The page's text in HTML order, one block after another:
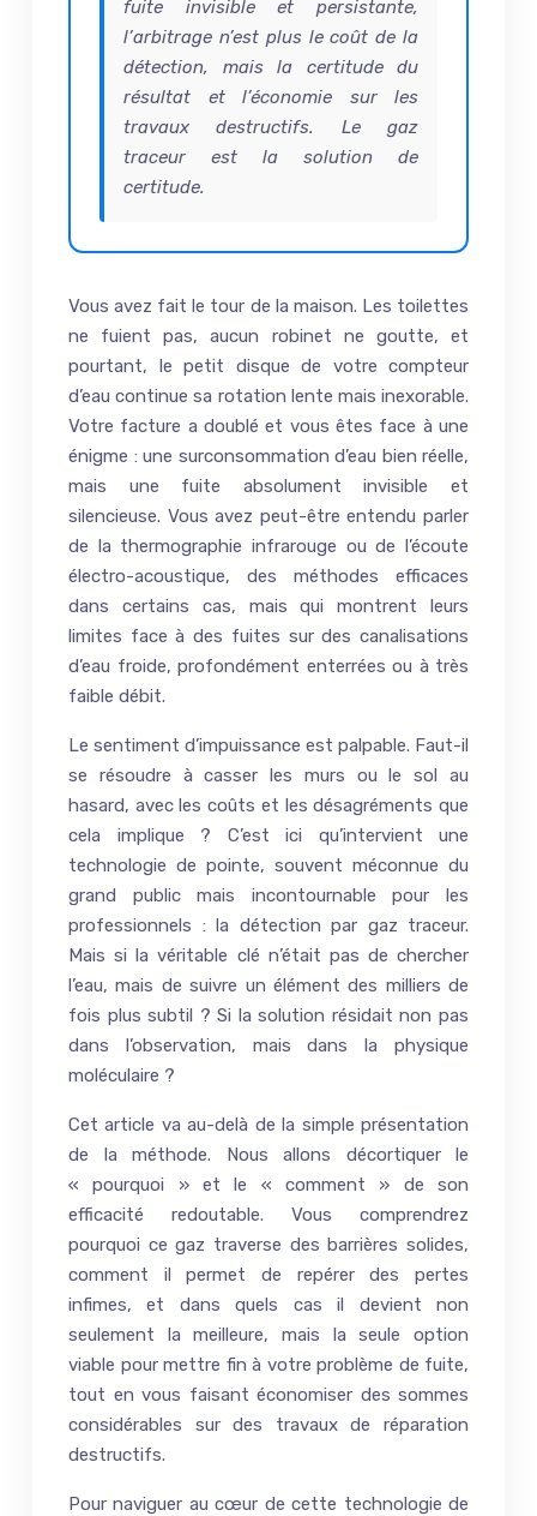
fuite invisible et persistante,
l’arbitrage n’est plus le coût de la
détection, mais la certitude du
résultat et l’économie sur les
travaux destructifs. Le gaz
traceur est la solution de
certitude.
Vous avez fait le tour de la maison. Les toilettes
ne fuient pas, aucun robinet ne goutte, et
pourtant, le petit disque de votre compteur
d’eau continue sa rotation lente mais inexorable.
Votre facture a doublé et vous êtes face à une
énigme : une surconsommation d’eau bien réelle,
mais une fuite absolument invisible et
silencieuse. Vous avez peut-être entendu parler
de la thermographie infrarouge ou de l’écoute
électro-acoustique, des méthodes efficaces
dans certains cas, mais qui montrent leurs
limites face à des fuites sur des canalisations
d’eau froide, profondément enterrées ou à très
faible débit.
Le sentiment d’impuissance est palpable. Faut-il
se résoudre à casser les murs ou le sol au
hasard, avec les coûts et les désagréments que
cela implique ? C’est ici qu’intervient une
technologie de pointe, souvent méconnue du
grand public mais incontournable pour les
professionnels : la détection par gaz traceur.
Mais si la véritable clé n’était pas de chercher
l’eau, mais de suivre un élément des milliers de
fois plus subtil ? Si la solution résidait non pas
dans l’observation, mais dans la physique
moléculaire ?
Cet article va au-delà de la simple présentation
de la méthode. Nous allons décortiquer le
« pourquoi » et le « comment » de son
efficacité redoutable. Vous comprendrez
pourquoi ce gaz traverse des barrières solides,
comment il permet de repérer des pertes
infimes, et dans quels cas il devient non
seulement la meilleure, mais la seule option
viable pour mettre fin à votre problème de fuite,
tout en vous faisant économiser des sommes
considérables sur des travaux de réparation
destructifs.
Pour naviguer au cœur de cette technologie de